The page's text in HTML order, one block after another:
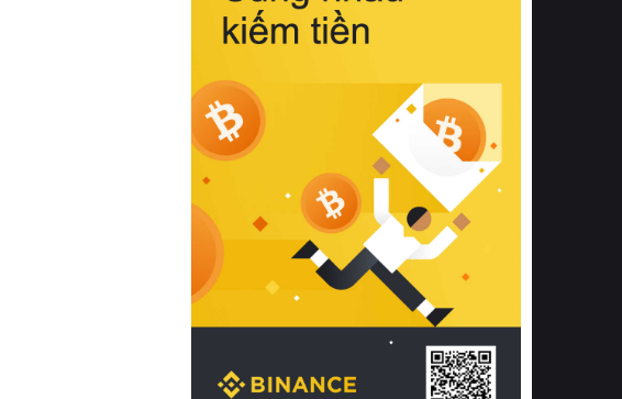
Bên cạnh đó, việc lựa chọn các dòng
sản phẩm đạt chuẩn chất lượng quốc
tế còn giúp ngăn ngừa tình trạng kích
khuẩn và nấm mốc trong điều kiện
thời tiết nóng ẩm. Bạn có thể tìm hiểu
thêm các nghiên cứu khoa học về tác
động của giấc ngủ và môi trường
phòng ngủ đối với sức khỏe con
người tại Sleep Foundation (External
Link) để có cái nhìn toàn diện hơn.
2. Các tiêu chí vàng khi lựa chọn
chăn ga gối đệm cao cấp cho phòng
ngủ
Để sở hữu một bộ chăn ga gối đệm
cao cấp hoàn hảo cả về thẩm mỹ lẫn
công năng, người tiêu dùng cần cân
nhắc kỹ lưỡng các tiêu chí quan trọng